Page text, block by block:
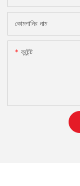
কোমপানির নাম
কন্টেন্ট